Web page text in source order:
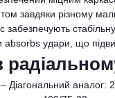
завдяки різному
забезпечують
удари, що
Діагональний